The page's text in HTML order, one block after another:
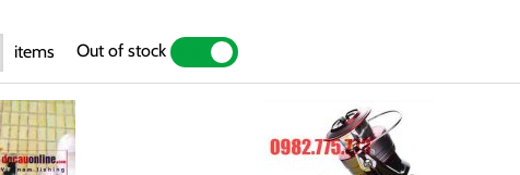
items Out of stock